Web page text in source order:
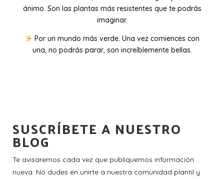
ánimo. Son las plantas más resistentes que te podrás
imaginar.
Por un mundo más verde. Una vez comiences con
una, no podrás parar, son increíblemente bellas.
SUSCRÍBETE A NUESTRO
BLOG
Te avisaremos cada vez que publiquemos información
nueva. No dudes en unirte a nuestra comunidad plantil y